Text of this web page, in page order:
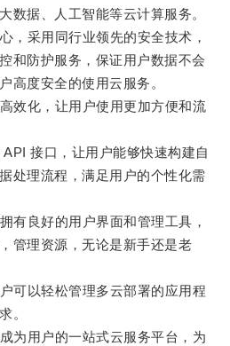
数据、人工智能等云计算服务。
采用同行业领先的安全技术，
和防护服务，保证用户数据不会
高度安全的使用云服务。
化，让用户使用更加方便和流
接口，让用户能够快速构建自
处理流程，满足用户的个性化需
良好的用户界面和管理工具，
管理资源，无论是新手还是老
以轻松管理多云部署的应用程
。
用户的一站式云服务平台，为